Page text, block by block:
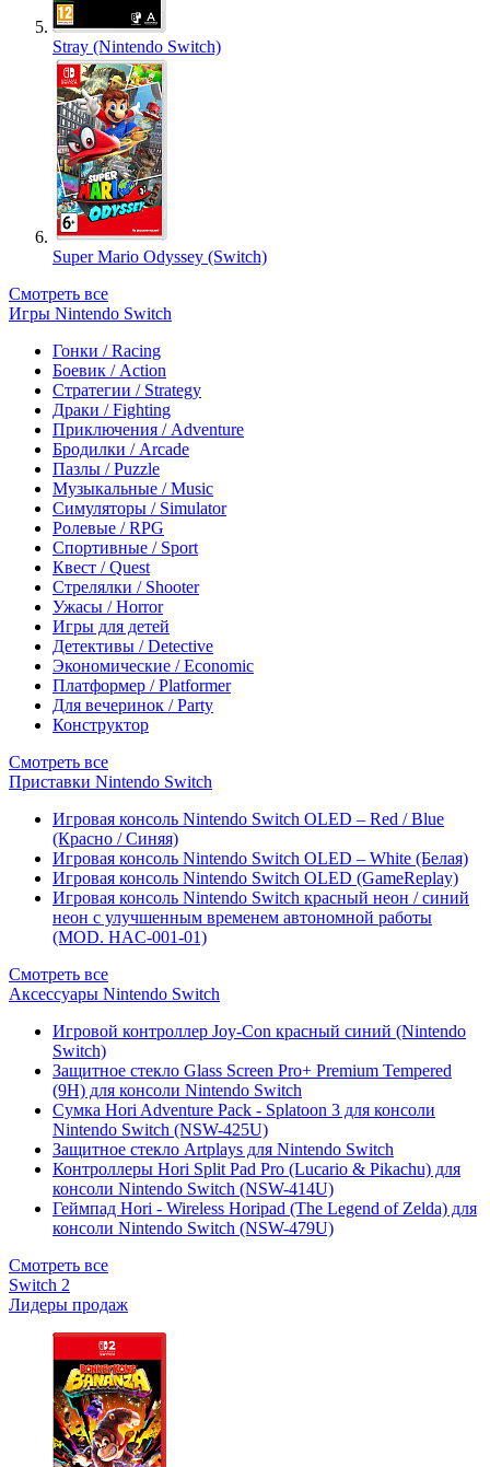
Stray (Nintendo Switch)
Super Mario Odyssey (Switch)
Смотреть все
Игры Nintendo Switch
Гонки / Racing
Боевик / Action
Стратегии / Strategy
Драки / Fighting
Приключения / Adventure
Бродилки / Arcade
Пазлы / Puzzle
Музыкальные / Music
Симуляторы / Simulator
Ролевые / RPG
Спортивные / Sport
Квест / Quest
Стрелялки / Shooter
Ужасы / Horror
Игры для детей
Детективы / Detective
Экономические / Economic
Платформер / Platformer
Для вечеринок / Party
Конструктор
Смотреть все
Приставки Nintendo Switch
Игровая консоль Nintendo Switch OLED – Red / Blue
(Красно / Синяя)
Игровая консоль Nintendo Switch OLED – White (Белая)
Игровая консоль Nintendo Switch OLED (GameReplay)
Игровая консоль Nintendo Switch красный неон / синий
неон с улучшенным временем автономной работы
(MOD. HAC-001-01)
Смотреть все
Аксессуары Nintendo Switch
Игровой контроллер Joy-Con красный синий (Nintendo
Switch)
Защитное стекло Glass Screen Pro+ Premium Tempered
(9H) для консоли Nintendo Switch
Сумка Hori Adventure Pack - Splatoon 3 для консоли
Nintendo Switch (NSW-425U)
Защитное стекло Artplays для Nintendo Switch
Контроллеры Hori Split Pad Pro (Lucario & Pikachu) для
консоли Nintendo Switch (NSW-414U)
Геймпад Hori - Wireless Horipad (The Legend of Zelda) для
консоли Nintendo Switch (NSW-479U)
Смотреть все
Switch 2
Лидеры продаж